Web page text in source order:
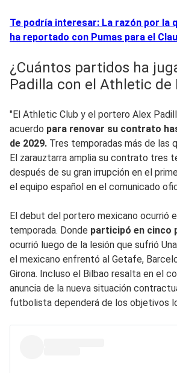
Te podría interesar: La razón por la
ha reportado con Pumas para el
¿Cuántos partidos ha
Padilla con el Athletic de
"El Athletic Club y el portero Alex
acuerdo para renovar su contrato
de 2029. Tres temporadas más de las
El zarauztarra amplia su contrato tres
después de su gran irrupción en el
el equipo español en el comunicado
El debut del portero mexicano ocurrió
temporada. Donde participó en cinco
ocurrió luego de la lesión que sufrió
el mexicano enfrentó al Getafe,
Girona. Incluso el Bilbao resalta en el
anuncia de la nueva situación
futbolista dependerá de los objetivos